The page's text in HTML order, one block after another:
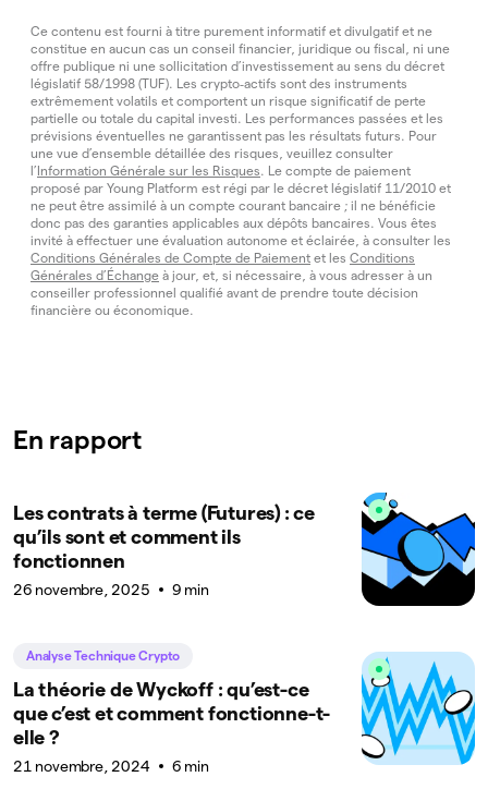
Ce contenu est fourni à titre purement informatif et divulgatif et ne
constitue en aucun cas un conseil financier, juridique ou fiscal, ni une
offre publique ni une sollicitation d’investissement au sens du décret
législatif 58/1998 (TUF). Les crypto‑actifs sont des instruments
extrêmement volatils et comportent un risque significatif de perte
partielle ou totale du capital investi. Les performances passées et les
prévisions éventuelles ne garantissent pas les résultats futurs. Pour
une vue d’ensemble détaillée des risques, veuillez consulter
l’ Information Générale sur les Risques. Le compte de paiement
proposé par Young Platform est régi par le décret législatif 11/2010 et
ne peut être assimilé à un compte courant bancaire ; il ne bénéficie
donc pas des garanties applicables aux dépôts bancaires. Vous êtes
invité à effectuer une évaluation autonome et éclairée, à consulter les
Conditions Générales de Compte de Paiement et les Conditions
Générales d’Échange à jour, et, si nécessaire, à vous adresser à un
conseiller professionnel qualifié avant de prendre toute décision
financière ou économique.
En rapport
Les contrats à terme (Futures) : ce
qu’ils sont et comment ils
fonctionnen
26 novembre, 2025 9 min
Analyse Technique Crypto
La théorie de Wyckoff : qu’est-ce
que c’est et comment fonctionne-t-
elle ?
21 novembre, 2024 6 min